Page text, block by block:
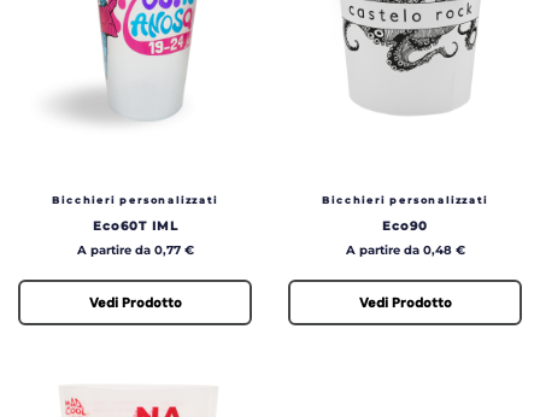
Bicchieri personalizzati
Eco60T IML
Prezzo
A partire da 0,77 €
Vedi Prodotto
Bicchieri personalizzati
Eco90
Prezzo
A partire da 0,48 €
Vedi Prodotto